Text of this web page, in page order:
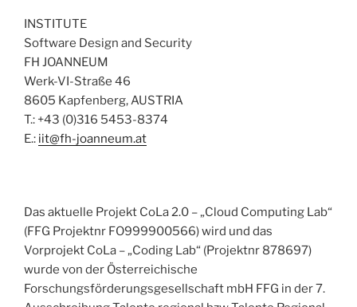
INSTITUTE
Software Design and Security
FH JOANNEUM
Werk-VI-Straße 46
8605 Kapfenberg, AUSTRIA
T.: +43 (0)316 5453-8374
E.: iit@fh-joanneum.at
Das aktuelle Projekt CoLa 2.0 – „Cloud Computing Lab“
(FFG Projektnr FO999900566) wird und das
Vorprojekt CoLa – „Coding Lab“ (Projektnr 878697)
wurde von der Österreichische
Forschungsförderungsgesellschaft mbH FFG in der 7.